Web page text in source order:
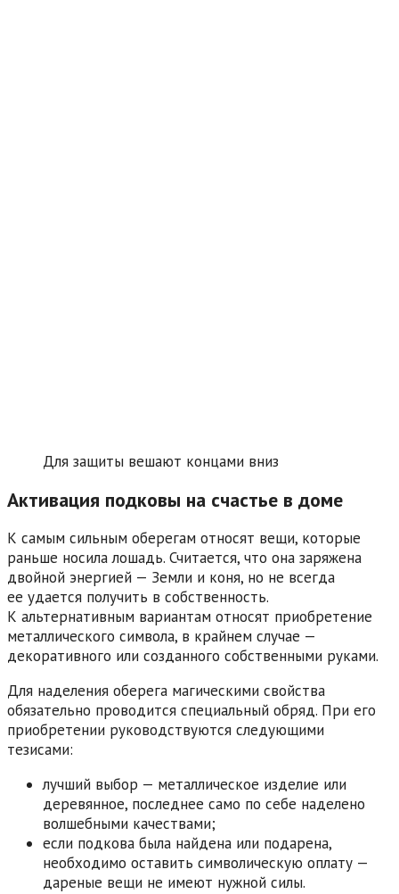
Для защиты вешают концами вниз
Активация подковы на счастье в доме
К самым сильным оберегам относят вещи, которые
раньше носила лошадь. Считается, что она заряжена
двойной энергией — Земли и коня, но не всегда
ее удается получить в собственность.
К альтернативным вариантам относят приобретение
металлического символа, в крайнем случае —
декоративного или созданного собственными руками.
Для наделения оберега магическими свойства
обязательно проводится специальный обряд. При его
приобретении руководствуются следующими
тезисами:
лучший выбор — металлическое изделие или
деревянное, последнее само по себе наделено
волшебными качествами;
если подкова была найдена или подарена,
необходимо оставить символическую оплату —
дареные вещи не имеют нужной силы.